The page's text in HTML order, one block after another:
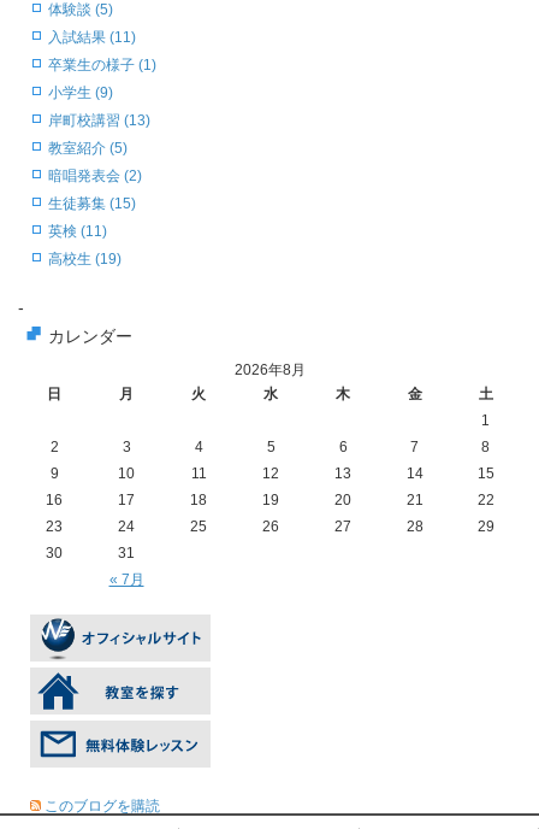
体験談 (5)
入試結果 (11)
卒業生の様子 (1)
小学生 (9)
岸町校講習 (13)
教室紹介 (5)
暗唱発表会 (2)
生徒募集 (15)
英検 (11)
高校生 (19)
-
カレンダー
2026年8月
日
月 火 水 木 金 土
« 7月
1
2
3 4 5 6 7
8
9
10 11 12 13 14
15
16
17 18 19 20 21
22
23
24 25 26 27 28
29
30
31
このブログを購読